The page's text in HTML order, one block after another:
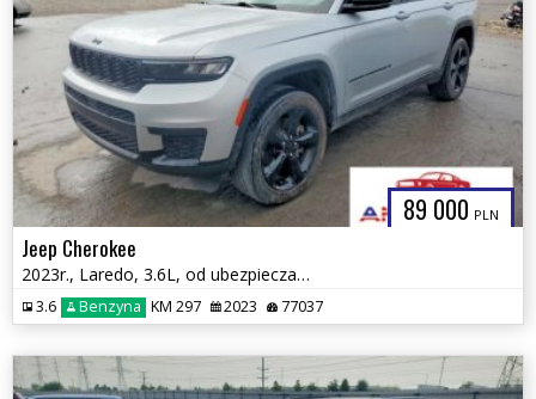
89 000 PLN
Jeep Cherokee
2023r., Laredo, 3.6L, od ubezpieczalni
3.6 Benzyna KM 297 2023 77037